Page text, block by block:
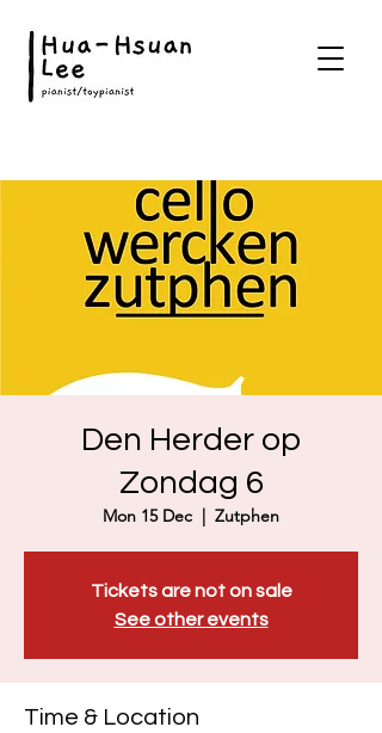
Den Herder op
Zondag 6
Mon 15 Dec
  |
Zutphen
Tickets are not on sale
See other events
Time & Location